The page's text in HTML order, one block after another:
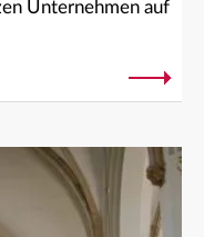
Unternehmen auf